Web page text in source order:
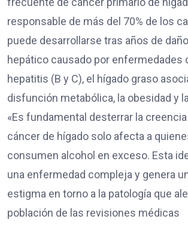
responsable de más del 70% de los
puede desarrollarse tras años de daño
hepático causado por enfermedades
hepatitis (B y C), el hígado graso
disfunción metabólica, la obesidad y
«Es fundamental desterrar la creencia
cáncer de hígado solo afecta a
consumen alcohol en exceso. Esta
una enfermedad compleja y genera
estigma en torno a la patología que
población de las revisiones médicas